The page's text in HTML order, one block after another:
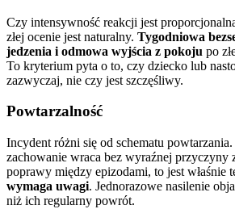
Czy intensywność reakcji jest
złej ocenie jest naturalny. Tygodniowa
jedzenia i odmowa wyjścia z pokoju po
To kryterium pyta o to, czy dziecko lub
zazwyczaj, nie czy jest szczęśliwy.
Powtarzalność
Incydent różni się od schematu powtarzania.
zachowanie wraca bez wyraźnej przyczyny
poprawy między epizodami, to jest właśnie
wymaga uwagi. Jednorazowe nasilenie
niż ich regularny powrót.